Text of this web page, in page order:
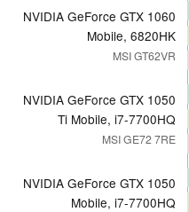
NVIDIA GeForce GTX 1060
Mobile, 6820HK
MSI GT62VR
NVIDIA GeForce GTX 1050
Ti Mobile, i7-7700HQ
MSI GE72 7RE
NVIDIA GeForce GTX 1050
Mobile, i7-7700HQ